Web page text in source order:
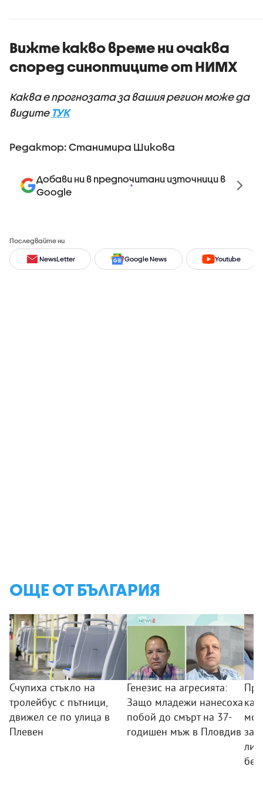
Вижте какво време ни очаква
според синоптиците от НИМХ
Каква е прогнозата за вашия регион може да
видите ТУК
Редактор: Станимира Шикова
Добави ни в предпочитани източници в
Google
Последвайте ни
NewsLetter Google News Youtube
ОЩЕ ОТ БЪЛГАРИЯ
Счупиха стъкло на
тролейбус с пътници,
движел се по улица в
Плевен
Генезис на агресията:
Защо младежи нанесоха
побой до смърт на 37-
годишен мъж в Пловдив
ли